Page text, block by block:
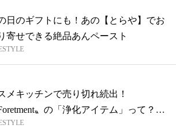
日のギフトにも！あの【とらや】でお
寄せできる絶品あんペースト
メキッチンで売り切れ続出！
〟の「浄化アイテム」って？
...